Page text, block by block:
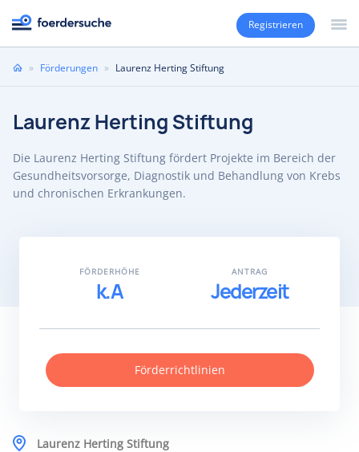
Registrieren
Sie» Förderungen » Laurenz Herting Stiftung
Laurenz Herting Stiftung
Die Laurenz Herting Stiftung fördert Projekte im Bereich der
Gesundheitsvorsorge, Diagnostik und Behandlung von Krebs
und chronischen Erkrankungen.
Laurenz Herting Stiftung
FÖRDERHÖHE
k.A
ANTRAG
Jederzeit
Förderrichtlinien